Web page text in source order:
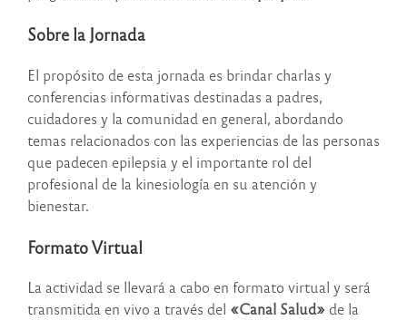
Sobre la Jornada
El propósito de esta jornada es brindar charlas y
conferencias informativas destinadas a padres,
cuidadores y la comunidad en general, abordando
temas relacionados con las experiencias de las personas
que padecen epilepsia y el importante rol del
profesional de la kinesiología en su atención y
bienestar.
Formato Virtual
La actividad se llevará a cabo en formato virtual y será
transmitida en vivo a través del «Canal Salud» de la